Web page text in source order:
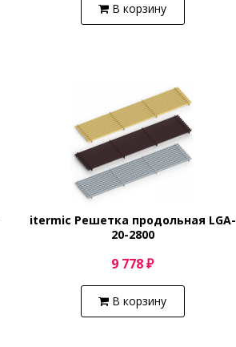
В корзину
itermic Решетка продольная LGA-
20-2800
9 778 ₽
В корзину